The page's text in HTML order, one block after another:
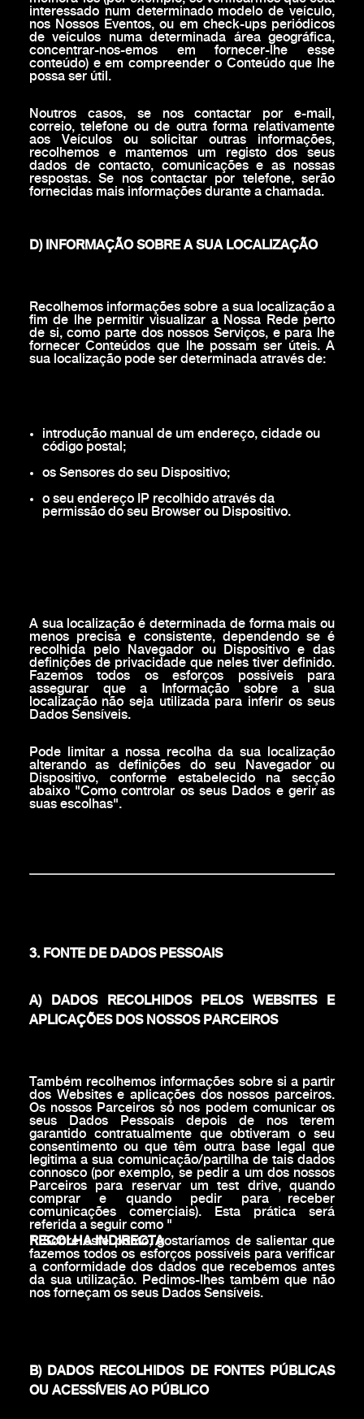
interessado num determinado modelo de veículo,
nos Nossos Eventos, ou em check-ups periódicos
de veículos numa determinada área geográfica,
concentrar-nos-emos em fornecer-lhe esse
conteúdo) e em compreender o Conteúdo que lhe
possa ser útil.
Noutros casos, se nos contactar por e-mail,
correio, telefone ou de outra forma relativamente
aos Veículos ou solicitar outras informações,
recolhemos e mantemos um registo dos seus
dados de contacto, comunicações e as nossas
respostas. Se nos contactar por telefone, serão
fornecidas mais informações durante a chamada.
D) INFORMAÇÃO SOBRE A SUA LOCALIZAÇÃO
Recolhemos informações sobre a sua localização a
fim de lhe permitir visualizar a Nossa Rede perto
de si, como parte dos nossos Serviços, e para lhe
fornecer Conteúdos que lhe possam ser úteis. A
sua localização pode ser determinada através de:
introdução manual de um endereço, cidade ou
código postal;
os Sensores do seu Dispositivo;
o seu endereço IP recolhido através da
permissão do seu Browser ou Dispositivo.
A sua localização é determinada de forma mais ou
menos precisa e consistente, dependendo se é
recolhida pelo Navegador ou Dispositivo e das
definições de privacidade que neles tiver definido.
Fazemos todos os esforços possíveis para
assegurar que a Informação sobre a sua
localização não seja utilizada para inferir os seus
Dados Sensíveis.
Pode limitar a nossa recolha da sua localização
alterando as definições do seu Navegador ou
Dispositivo, conforme estabelecido na secção
abaixo "Como controlar os seus Dados e gerir as
suas escolhas".
3. FONTE DE DADOS PESSOAIS
A) DADOS RECOLHIDOS PELOS WEBSITES E
APLICAÇÕES DOS NOSSOS PARCEIROS
Também recolhemos informações sobre si a partir
dos Websites e aplicações dos nossos parceiros.
Os nossos Parceiros só nos podem comunicar os
seus Dados Pessoais depois de nos terem
garantido contratualmente que obtiveram o seu
consentimento ou que têm outra base legal que
legitima a sua comunicação/partilha de tais dados
connosco (por exemplo, se pedir a um dos nossos
Parceiros para reservar um test drive, quando
comprar e quando pedir para receber
comunicações comerciais). Esta prática será
referida a seguir como "
RECOLHA INDIRECTA
". Sobre este ponto, gostaríamos de salientar que
fazemos todos os esforços possíveis para verificar
a conformidade dos dados que recebemos antes
da sua utilização. Pedimos-lhes também que não
nos forneçam os seus Dados Sensíveis.
B) DADOS RECOLHIDOS DE FONTES PÚBLICAS
OU ACESSÍVEIS AO PÚBLICO